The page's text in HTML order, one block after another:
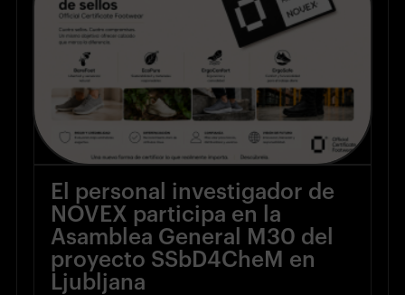
El personal investigador de
NOVEX participa en la
Asamblea General M30 del
proyecto SSbD4CheM en
Ljubljana